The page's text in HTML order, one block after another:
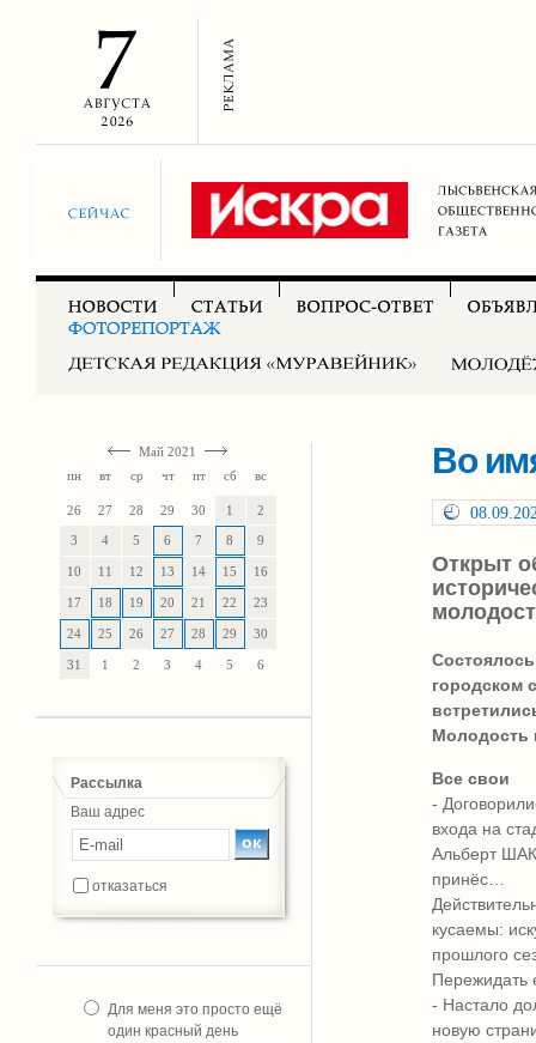
Май 2021
пн
вт ср чт пт сб вс
26 27 28 29 30 1 2
3 4 5 6 7 8 9
10 11 12 13 14 15 16
17 18 19 20 21 22 23
24 25 26 27 28 29 30
31 1 2 3 4 5 6
Рассылка
Ваш адрес
отказаться
Для меня это просто ещё
один красный день
Во
Открыт
городском
Молодость
Все свои
-
входа на
Альберт
принёс…
кусаемы:
прошлого
- Настало
новую